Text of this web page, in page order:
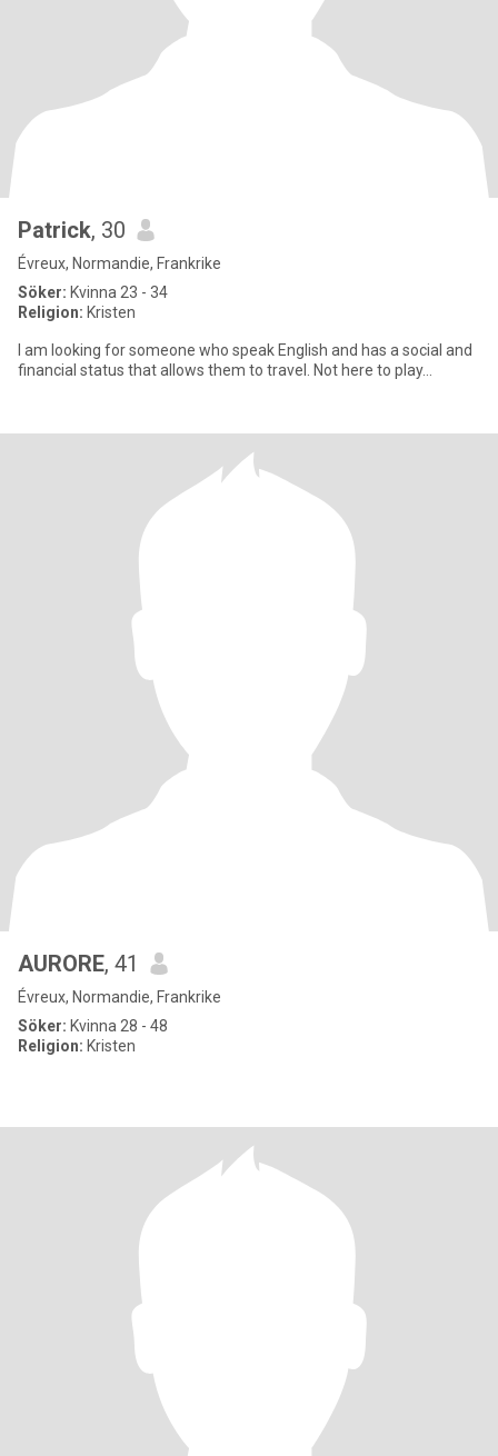
Patrick, 30
Évreux, Normandie, Frankrike
Söker: Kvinna 23 - 34
Religion: Kristen
I am looking for someone who speak English and has a social and
financial status that allows them to travel. Not here to play…
AURORE, 41
Évreux, Normandie, Frankrike
Söker: Kvinna 28 - 48
Religion: Kristen